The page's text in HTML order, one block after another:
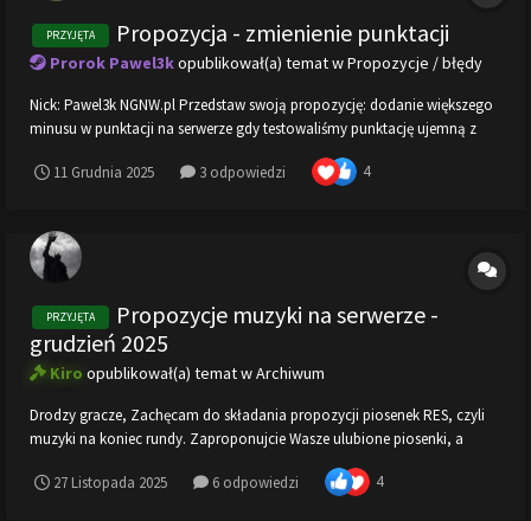
PRZYJĘTA Propozycja - zmienienie punktacji
Prorok Pawel3k opublikował(a) temat wPropozycje / błędy
Nick: Pawel3k NGNW.pl Przedstaw swoją propozycję: dodanie większego
minusu w punktacji na serwerze gdy testowaliśmy punktację ujemną z
jak sami sie zabilismy molotovem i nie zrobiliśmy doslownie nic w
11 Grudnia 2025 3 odpowiedzi 4
PRZYJĘTA
Propozycje muzyki na serwerze -
grudzień 2025
Kiro opublikował(a) temat w Archiwum
Drodzy gracze, Zachęcam do składania propozycji piosenek RES, czyli
muzyki na koniec rundy. Zaproponujcie Wasze ulubione piosenki, a
odchodzimy od rapu i skupiamy się na tym aby budować świąteczną
27 Listopada 2025 6 odpowiedzi 4